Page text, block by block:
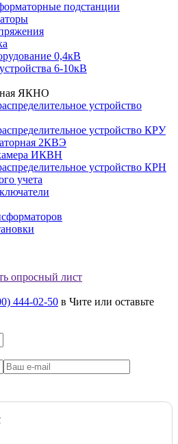
подстанции
0,4кВ
6-10кВ
ЯКНО
устройство
устройство КРУ
2КВЭ
ИКВН
устройство КРН
учета
опросный лист
444-02-50 в Чите или оставьте